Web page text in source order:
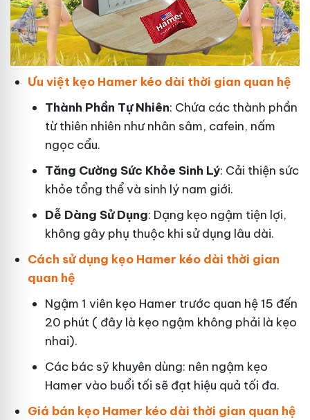
Ưu việt kẹo Hamer kéo dài thời gian quan hệ
Thành Phần Tự Nhiên: Chứa các thành phần
từ thiên nhiên như nhân sâm, cafein, nấm
ngọc cẩu.
Tăng Cường Sức Khỏe Sinh Lý: Cải thiện sức
khỏe tổng thể và sinh lý nam giới.
Dễ Dàng Sử Dụng: Dạng kẹo ngậm tiện lợi,
không gây phụ thuộc khi sử dụng lâu dài.
Cách sử dụng kẹo Hamer kéo dài thời gian
quan hệ
Ngậm 1 viên kẹo Hamer trước quan hệ 15 đến
20 phút ( đây là kẹo ngậm không phải là kẹo
nhai).
Các bác sỹ khuyên dùng: nên ngậm kẹo
Hamer vào buổi tối sẽ đạt hiệu quả tối đa.
Giá bán kẹo Hamer kéo dài thời gian quan hệ